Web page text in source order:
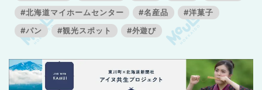
#北海道マイホームセンター
#名産品
#洋菓子
#パン
#観光スポット #外遊び